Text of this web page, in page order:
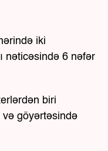
iki
nəticəsində 6 nəfər
biri
və göyərtəsində